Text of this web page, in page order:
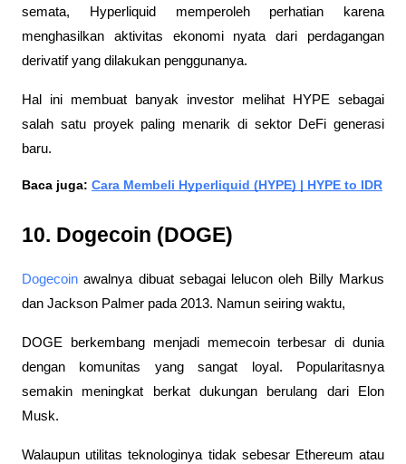
semata, Hyperliquid memperoleh perhatian karena
menghasilkan aktivitas ekonomi nyata dari perdagangan
derivatif yang dilakukan penggunanya.
Hal ini membuat banyak investor melihat HYPE sebagai
salah satu proyek paling menarik di sektor DeFi generasi
baru.
Baca juga: Cara Membeli Hyperliquid (HYPE) | HYPE to IDR
10. Dogecoin (DOGE)
Dogecoin awalnya dibuat sebagai lelucon oleh Billy Markus
dan Jackson Palmer pada 2013. Namun seiring waktu,
DOGE berkembang menjadi memecoin terbesar di dunia
dengan komunitas yang sangat loyal. Popularitasnya
semakin meningkat berkat dukungan berulang dari Elon
Musk.
Walaupun utilitas teknologinya tidak sebesar Ethereum atau